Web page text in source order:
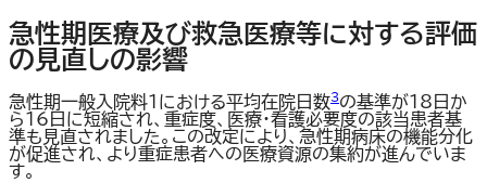
急性期医療及び救急医療等に対する評価
の見直しの影響
急性期一般入院料1における平均在院日数3の基準が18日か
ら16日に短縮され、重症度、医療・看護必要度の該当患者基
準も見直されました。この改定により、急性期病床の機能分化
が促進され、より重症患者への医療資源の集約が進んでいま
す。